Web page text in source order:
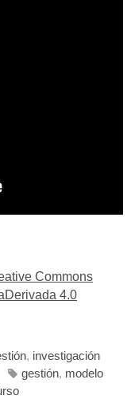
Commons
4.0
, investigación
gestión, modelo